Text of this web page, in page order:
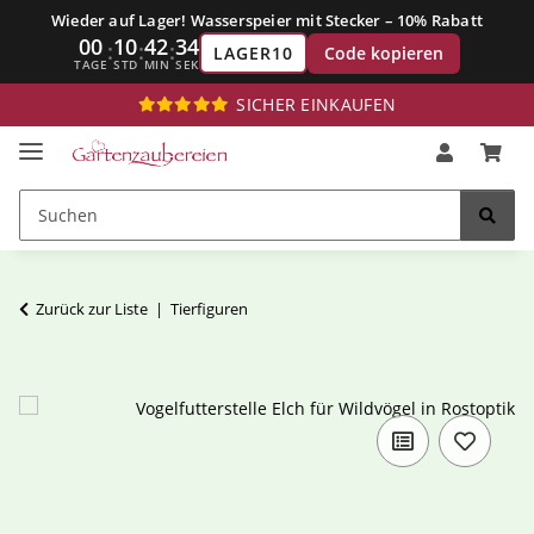
Wieder auf Lager! Wasserspeier mit Stecker – 10% Rabatt
00
TAGE:10
STD:42
MIN:33
SEK
LAGER10 Code kopieren
SICHER EINKAUFEN
Zurück zur Liste Tierfiguren